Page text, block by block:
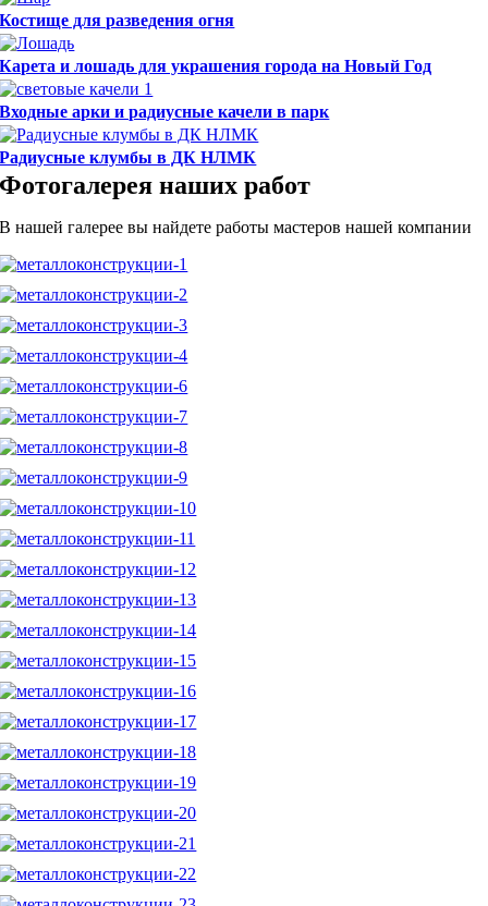
Костище для разведения огня
Карета и лошадь для украшения города на Новый Год
Входные арки и радиусные качели в парк
Радиусные клумбы в ДК НЛМК
Фотогалерея наших работ
В нашей галерее вы найдете работы мастеров нашей компании